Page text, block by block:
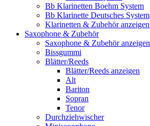
Bb Klarinetten Boehm System
Bb Klarinette Deutsches System
Klarinetten & Zubehör anzeigen
Saxophone & Zubehör
Saxophone & Zubehör anzeigen
Bissgummi
Blätter/Reeds
Blätter/Reeds anzeigen
Alt
Bariton
Sopran
Tenor
Durchziehwischer